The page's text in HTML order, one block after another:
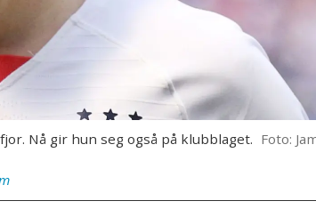
Nå gir hun seg også på klubblaget. Foto: